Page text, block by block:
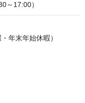
～17:00）
年末年始休暇）